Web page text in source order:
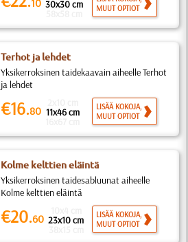
10 30x30 cm
MUUT OPTIOT
Terhot ja lehdet
Yksikerroksinen taidekaavain aiheelle Terhot
ja lehdet
€16.80 11x46 cm
LISÄÄ KOKOJA,
MUUT OPTIOT
Kolme kelttien eläintä
Yksikerroksinen taidesabluunat aiheelle
Kolme kelttien eläintä
€20.60 23x10 cm
LISÄÄ KOKOJA,
MUUT OPTIOT